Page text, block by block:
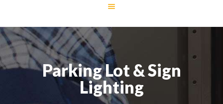
Parking Lot & Sign
Lighting
RESIDENTIAL
COMMERCIAL
CONTACT US